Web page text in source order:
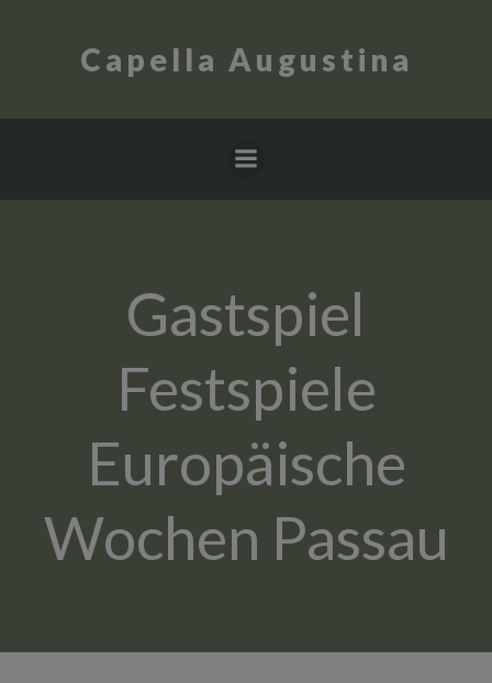
springen
Capella Augustina
Gastspiel
Festspiele
Europäische
Wochen Passau